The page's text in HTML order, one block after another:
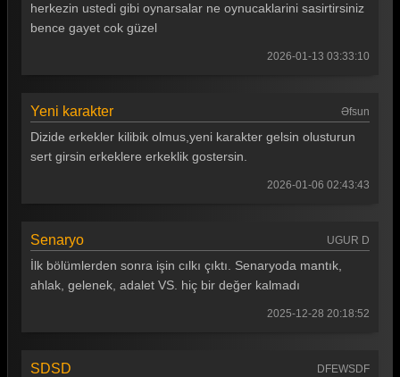
herkezin ustedi gibi oynarsalar ne oynucaklarini sasirtirsiniz
bence gayet cok güzel
2026-01-13 03:33:10
Yeni karakter Əfsun
Dizide erkekler kilibik olmus,yeni karakter gelsin olusturun
sert girsin erkeklere erkeklik gostersin.
2026-01-06 02:43:43
Senaryo UGUR D
İlk bölümlerden sonra işin cılkı çıktı. Senaryoda mantık,
ahlak, gelenek, adalet VS. hiç bir değer kalmadı
2025-12-28 20:18:52
SDSD DFEWSDF